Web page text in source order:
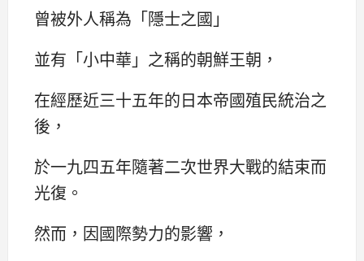
曾被外人稱為「隱士之國」
並有「小中華」之稱的朝鮮王朝，
在經歷近三十五年的日本帝國殖民統治之
後，
於一九四五年隨著二次世界大戰的結束而
光復。
然而，因國際勢力的影響，